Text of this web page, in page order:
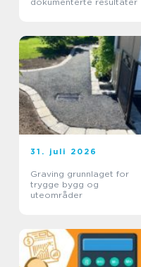
31. juli 2026
Graving grunnlaget for
trygge bygg og
uteområder